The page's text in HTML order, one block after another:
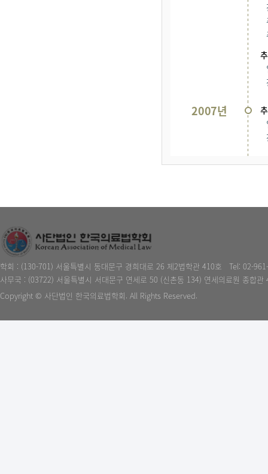
2007년
학회 : (130-701) 서울특별시 동대문구 경희대로 26 제2법학관 410호
Tel: 02-
사무국 : (03722) 서울특별시 서대문구 연세로 50 (신촌동 134) 연세의료원 종합관
Copyright © 사단법인 한국의료법학회. All Rights Reserved.